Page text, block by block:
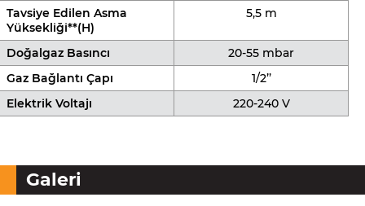
Tavsiye Edilen Asma
Yüksekliği**(H)
5,5 m
Doğalgaz Basıncı
20-55 mbar
Gaz Bağlantı Çapı
1/2’’
Elektrik Voltajı
220-240 V
Galeri